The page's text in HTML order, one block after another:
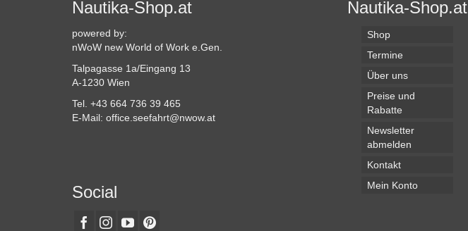
Produktseite
gewählt
Nautika-Shop.at
powered by:
nWoW new World of Work e.Gen.
Talpagasse 1a/Eingang 13
A-1230 Wien
Tel. +43 664 736 39 465
E-Mail: office.seefahrt@nwow.at
Social
Nautika-Shop.at
Shop
Termine
Über uns
Preise und
Rabatte
Newsletter
abmelden
Kontakt
Mein Konto